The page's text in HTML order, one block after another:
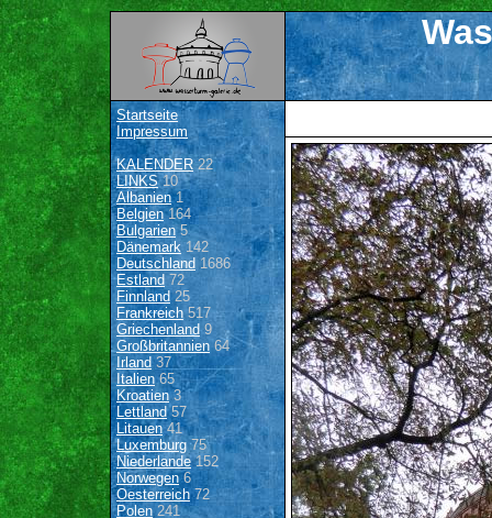
Startseite
Impressum
KALENDER22
LINKS10
Albanien1
Belgien164
Bulgarien 5
Dänemark142
Deutschland 1686
Estland 72
Finnland 25
Frankreich517
Griechenland9
Großbritannien64
Irland 37
Italien65
Kroatien3
Lettland57
Litauen41
Luxemburg 75
Niederlande152
Norwegen6
Oesterreich72
Polen 241